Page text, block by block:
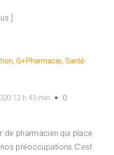
]
, G+Pharmacie, Santé
12 h 43 min
0
de pharmacien qui place
préoccupations.C’est